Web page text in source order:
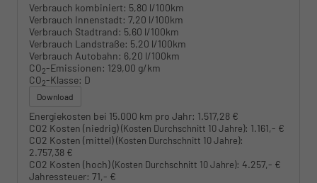
Verbrauch kombiniert: 5,80 l/100km
Verbrauch Innenstadt: 7,20 l/100km
Verbrauch Stadtrand: 5,60 l/100km
Verbrauch Landstraße: 5,20 l/100km
Verbrauch Autobahn: 6,20 l/100km
CO2-Emissionen: 129,00 g/km
CO2-Klasse: D
Download
Energiekosten bei 15.000 km pro Jahr: 1.517,28 €
CO2 Kosten (niedrig)(Kosten Durchschnitt 10 Jahre): 1.161,- €
CO2 Kosten (mittel)(Kosten Durchschnitt 10 Jahre):
2.757,38 €
CO2 Kosten (hoch)(Kosten Durchschnitt 10 Jahre): 4.257,- €
Jahressteuer: 71,- €